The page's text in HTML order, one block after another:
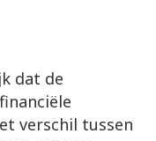
dat de
verschil tussen